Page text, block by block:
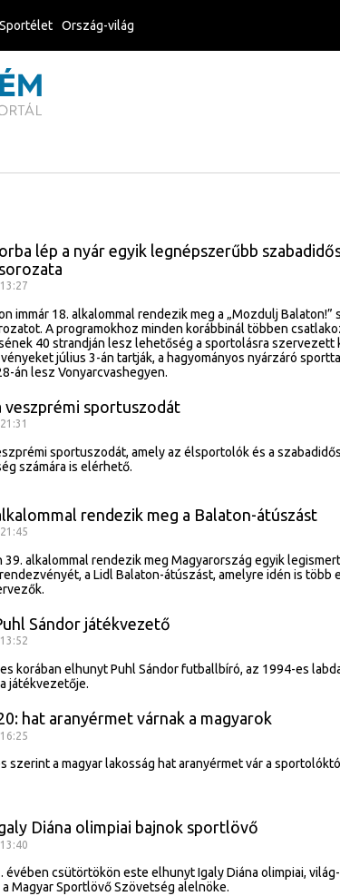
lép a nyár egyik legnépszerűbb
immár 18. alkalommal rendezik meg a „Mozdulj Balaton!”
A programokhoz minden korábbinál többen
40 strandján lesz lehetőség a sportolásra szervezett
július 3-án tartják, a hagyományos nyárzáró
án lesz Vonyarcvashegyen.
veszprémi sportuszodát
sportuszodát, amely az élsportolók és a
számára is elérhető.
rendezik meg a Balaton-átúszást
39. alkalommal rendezik meg Magyarország egyik
a Lidl Balaton-átúszást, amelyre idén is több
Sándor játékvezető
korában elhunyt Puhl Sándor futballbíró, az 1994-es
játékvezetője.
hat aranyérmet várnak a magyarok
szerint a magyar lakosság hat aranyérmet vár a
Diána olimpiai bajnok sportlövő
évében csütörtökön este elhunyt Igaly Diána olimpiai,
Magyar Sportlövő Szövetség alelnöke.
Sportélet Ország-világ